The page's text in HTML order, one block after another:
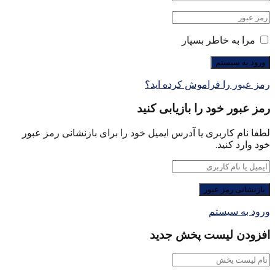
مرا به خاطر بسپار
رمز عبور را فراموش کرده اید؟
رمز عبور خود را بازیابی کنید
لطفا نام کاربری یا آدرس ایمیل خود را برای بازنشانی رمز عبور
خود وارد کنید.
ورود به سیستم
افزودن لیست پخش جدید